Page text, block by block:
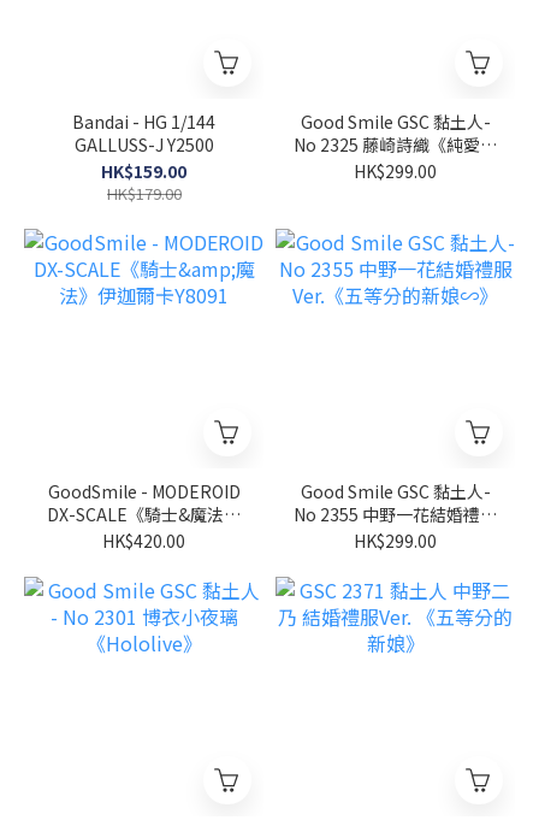
Bandai - HG 1/144
GALLUSS-J Y2500
HK$159.00
HK$179.00
Good Smile GSC 黏土人-
No 2325 藤崎詩織《純愛手
札》
HK$299.00
GoodSmile - MODEROID
DX-SCALE《騎士&魔法》
伊迦爾卡Y8091
HK$420.00
Good Smile GSC 黏土人-
No 2355 中野一花結婚禮服
Ver.《五等分的新娘∽》
HK$299.00